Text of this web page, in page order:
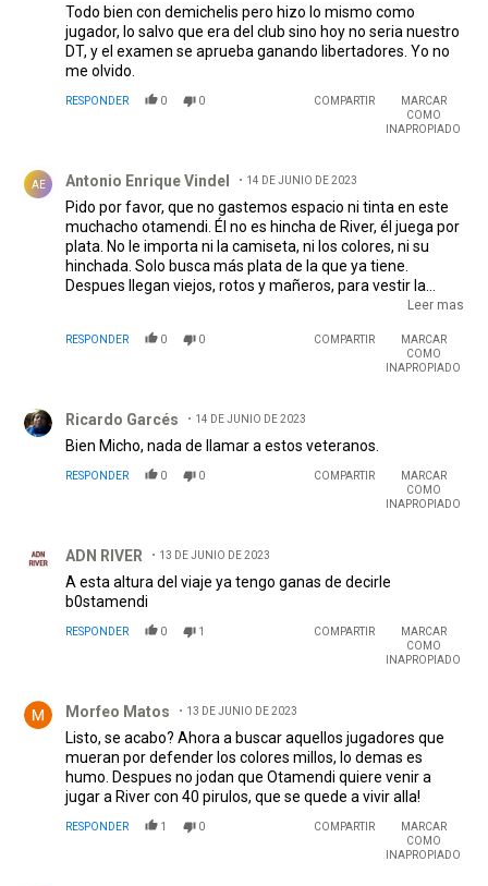
Todo bien con demichelis pero hizo lo mismo como
jugador, lo salvo que era del club sino hoy no seria nuestro
DT, y el examen se aprueba ganando libertadores. Yo no
me olvido.
RESPONDER 0 0 COMPARTIR
MARCAR
COMO
INAPROPIADO
AE Antonio Enrique Vindel 14 DE JUNIO DE 2023
Pido por favor, que no gastemos espacio ni tinta en este
muchacho otamendi. Él no es hincha de River, él juega por
plata. No le importa ni la camiseta, ni los colores, ni su
hinchada. Solo busca más plata de la que ya tiene.
Despues llegan viejos, rotos y mañeros, para vestir la
casaca del MÁS GRANDE y se dicen hinchas por que no los
quedamos con los que quieren al Millo. Nosotros tenemos
Leer mas
RESPONDER 0 0 COMPARTIR
MARCAR
COMO
INAPROPIADO
Ricardo Garcés 14 DE JUNIO DE 2023
Bien Micho, nada de llamar a estos veteranos.
RESPONDER 0 0 COMPARTIR
MARCAR
COMO
INAPROPIADO
ADN RIVER 13 DE JUNIO DE 2023
A esta altura del viaje ya tengo ganas de decirle
b0stamendi
RESPONDER 0 1 COMPARTIR
MARCAR
COMO
INAPROPIADO
Morfeo Matos 13 DE JUNIO DE 2023
Listo, se acabo? Ahora a buscar aquellos jugadores que
mueran por defender los colores millos, lo demas es
humo. Despues no jodan que Otamendi quiere venir a
jugar a River con 40 pirulos, que se quede a vivir alla!
RESPONDER 1 0 COMPARTIR
MARCAR
COMO
INAPROPIADO